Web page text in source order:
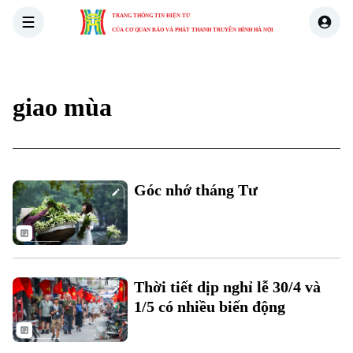
TRANG THÔNG TIN ĐIỆN TỬ
CỦA CƠ QUAN BÁO VÀ PHÁT THANH TRUYỀN HÌNH HÀ NỘI
Xu hướng
giao mùa
Góc nhớ tháng Tư
Thời tiết dịp nghỉ lễ 30/4 và
1/5 có nhiều biến động